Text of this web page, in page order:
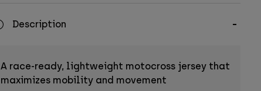
Description
A race-ready, lightweight motocross jersey that
maximizes mobility and movement